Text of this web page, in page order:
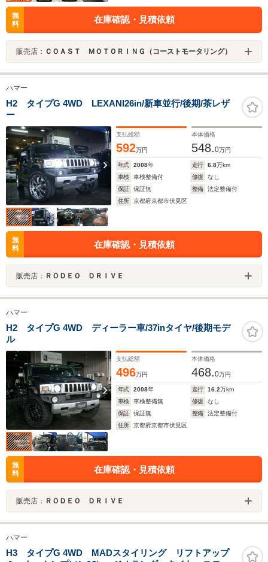
無
料
在庫確認・見積依頼
販売店： ＣＯＡＳＴ ＭＯＴＯＲＩＮＧ（コーストモータリング）
ハマー
H2 タイプG 4WD LEXANI26in/新車並行/後期/茶レザ
ー
支払総額
592万円
本体価格
548.0万円
年式 2008年 走行 6.8万km
車検
車検整備付 修復
なし
保証
保証無 整備
法定整備付
住所
京都府京都市伏見区
無
料
在庫確認・見積依頼
販売店： ＲＯＤＥＯ ＤＲＩＶＥ
ハマー
H2 タイプG 4WD ディーラー車/37inタイヤ/後期モデ
ル
支払総額
496万円
本体価格
468.0万円
年式 2008年 走行 16.2万km
車検
車検整備無 修復
なし
保証
保証無 整備
法定整備付
住所
京都府京都市伏見区
無
料
在庫確認・見積依頼
販売店： ＲＯＤＥＯ ＤＲＩＶＥ
ハマー
H3 タイプG 4WD MADスタイリング リフトアップ